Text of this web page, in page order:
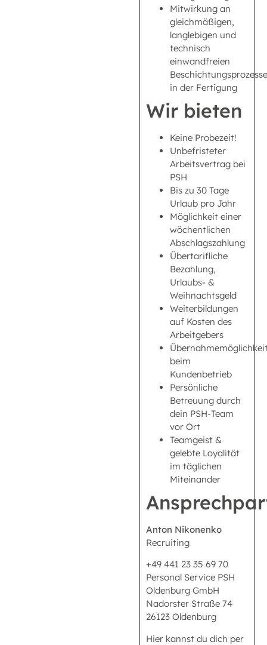
Mitwirkung an
gleichmäßigen,
langlebigen und
technisch
einwandfreien
in der Fertigung
Wir bieten
Keine Probezeit!
Unbefristeter
Arbeitsvertrag bei
PSH
Bis zu 30 Tage
Urlaub pro Jahr
Möglichkeit einer
wöchentlichen
Abschlagszahlung
Übertarifliche
Bezahlung,
Urlaubs- &
Weihnachtsgeld
Weiterbildungen
auf Kosten des
Arbeitgebers
beim
Kundenbetrieb
Persönliche
Betreuung durch
dein PSH-Team
vor Ort
Teamgeist &
gelebte Loyalität
im täglichen
Miteinander
Anton Nikonenko
Recruiting
+49 441 23 35 69 70
Personal Service PSH
Oldenburg GmbH
Nadorster Straße 74
26123 Oldenburg
Hier kannst du dich per